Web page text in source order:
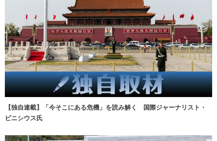
【独自連載】「今そこにある危機」を読み解く 国際ジャーナリスト・
ビニシウス氏